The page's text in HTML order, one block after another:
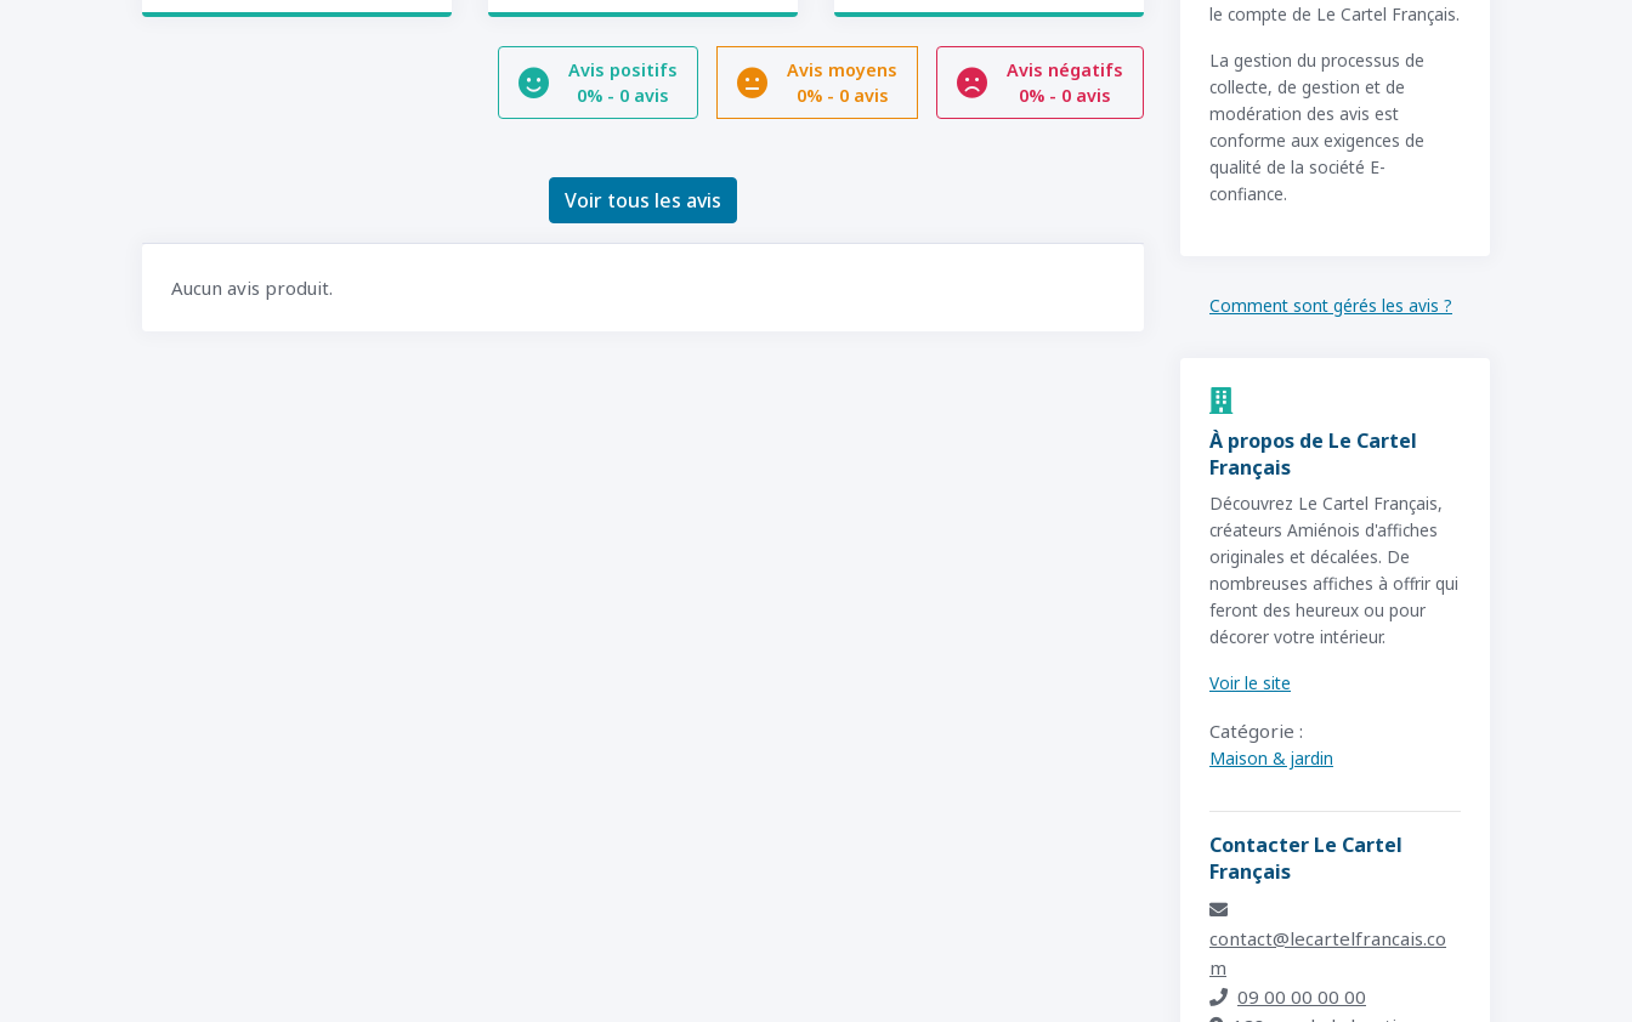
Avis positifs
0% - 0 avis
Avis moyens
0%- 0 avis
Avis négatifs
0% - 0 avis
Voir tous les avis
Aucun avis produit.
le compte de Le Cartel Français.
La gestion du processus de
collecte, de gestion et de
modération des avis est
conforme aux exigences de
qualité de la société E-
confiance.
Comment sont gérés les avis ?
À propos de Le Cartel
Français
Découvrez Le Cartel Français,
créateurs Amiénois d'affiches
originales et décalées. De
nombreuses affiches à offrir qui
feront des heureux ou pour
décorer votre intérieur.
Voir le site
Catégorie :
Maison & jardin
Contacter Le Cartel
Français
contact@lecartelfrancais.co
m
09 00 00 00 00